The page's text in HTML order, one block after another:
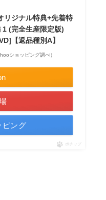
ジナル特典+先着特
(完全生産限定版)
【返品種別A】
ショッピング調べ）
ピング
ポチップ